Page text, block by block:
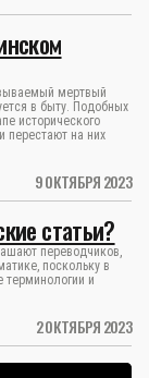
9 ОКТЯБРЯ 2023
мертвый
в быту. Подобных
исторического
перестают на них
2 ОКТЯБРЯ 2023
статьи?
переводчиков,
поскольку в
терминологии и